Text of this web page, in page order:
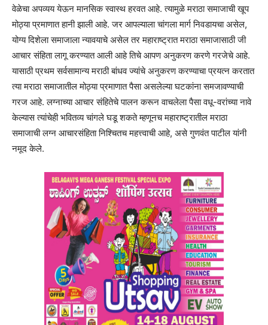
वेळेचा अपव्यय येऊन मानसिक स्वास्थ हरवत आहे. त्यामुळे मराठा समाजाची खूप
मोठ्या प्रमाणात हानी झाली आहे. जर आपल्याला चांगला मार्ग निवडायचा असेल,
योग्य दिशेला समाजाला न्यावयाचे असेल तर महाराष्ट्रात मराठा समाजासाठी जी
आचार संहिता लागू करण्यात आली आहे तिचे आपण अनुकरण करणे गरजेचे आहे.
यासाठी प्रथम सर्वसामान्य मराठी बांधव ज्यांचे अनुकरण करण्याचा प्रयत्न करतात
त्या मराठा समाजातील मोठ्या प्रमाणात पैसा असलेल्या घटकांना समजावण्याची
गरज आहे. लग्नाच्या आचार संहितेचे पालन करून वाचलेला पैसा वधू-वरांच्या नावे
केल्यास त्यांचेही भवितव्य चांगले घडू शकते म्हणूनच महाराष्ट्रातील मराठा
समाजाची लग्न आचारसंहिता निश्चितच महत्त्वाची आहे, असे गुणवंत पाटील यांनी
नमूद केले.